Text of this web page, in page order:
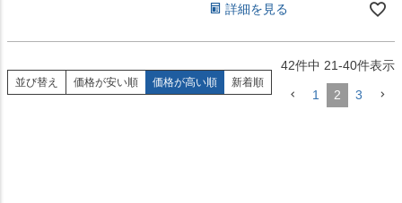
詳細を見る
並び替え 価格が安い順 価格が高い順 新着順
42件中 21-40件表示
1 2 3